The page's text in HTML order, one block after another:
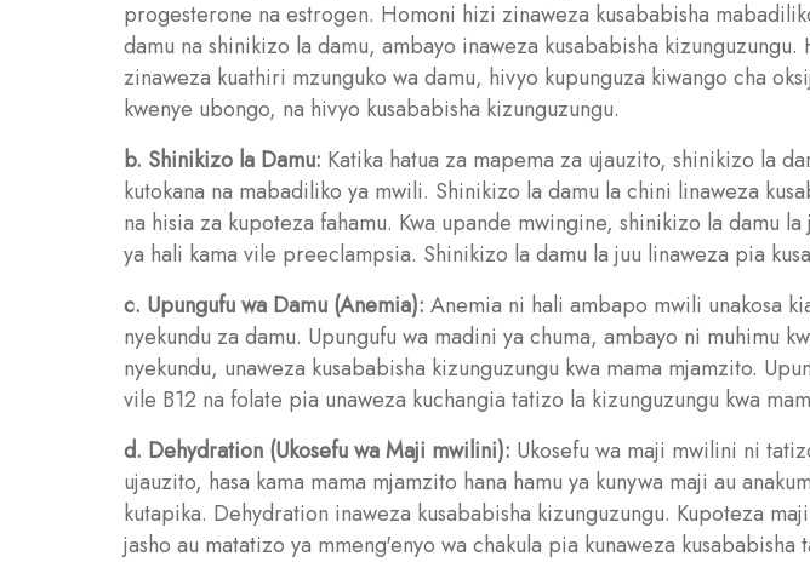
progesterone na estrogen. Homoni hizi zinaweza kusababisha
damu na shinikizo la damu, ambayo inaweza kusababisha
zinaweza kuathiri mzunguko wa damu, hivyo kupunguza kiwango cha
kwenye ubongo, na hivyo kusababisha kizunguzungu.
b. Shinikizo la Damu: Katika hatua za mapema za ujauzito, shinikizo la
kutokana na mabadiliko ya mwili. Shinikizo la damu la chini linaweza
na hisia za kupoteza fahamu. Kwa upande mwingine, shinikizo la damu
ya hali kama vile preeclampsia. Shinikizo la damu la juu linaweza pia
c. Upungufu wa Damu (Anemia): Anemia ni hali ambapo mwili unakosa
nyekundu za damu. Upungufu wa madini ya chuma, ambayo ni muhimu
nyekundu, unaweza kusababisha kizunguzungu kwa mama mjamzito.
vile B12 na folate pia unaweza kuchangia tatizo la kizunguzungu kwa
d. Dehydration (Ukosefu wa Maji mwilini): Ukosefu wa maji mwilini ni
ujauzito, hasa kama mama mjamzito hana hamu ya kunywa maji au
kutapika. Dehydration inaweza kusababisha kizunguzungu. Kupoteza
jasho au matatizo ya mmeng'enyo wa chakula pia kunaweza kusababisha